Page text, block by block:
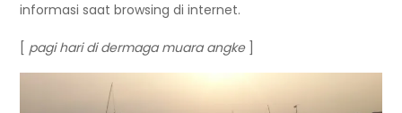
informasi saat browsing di internet.
pagi hari di dermaga muara angke